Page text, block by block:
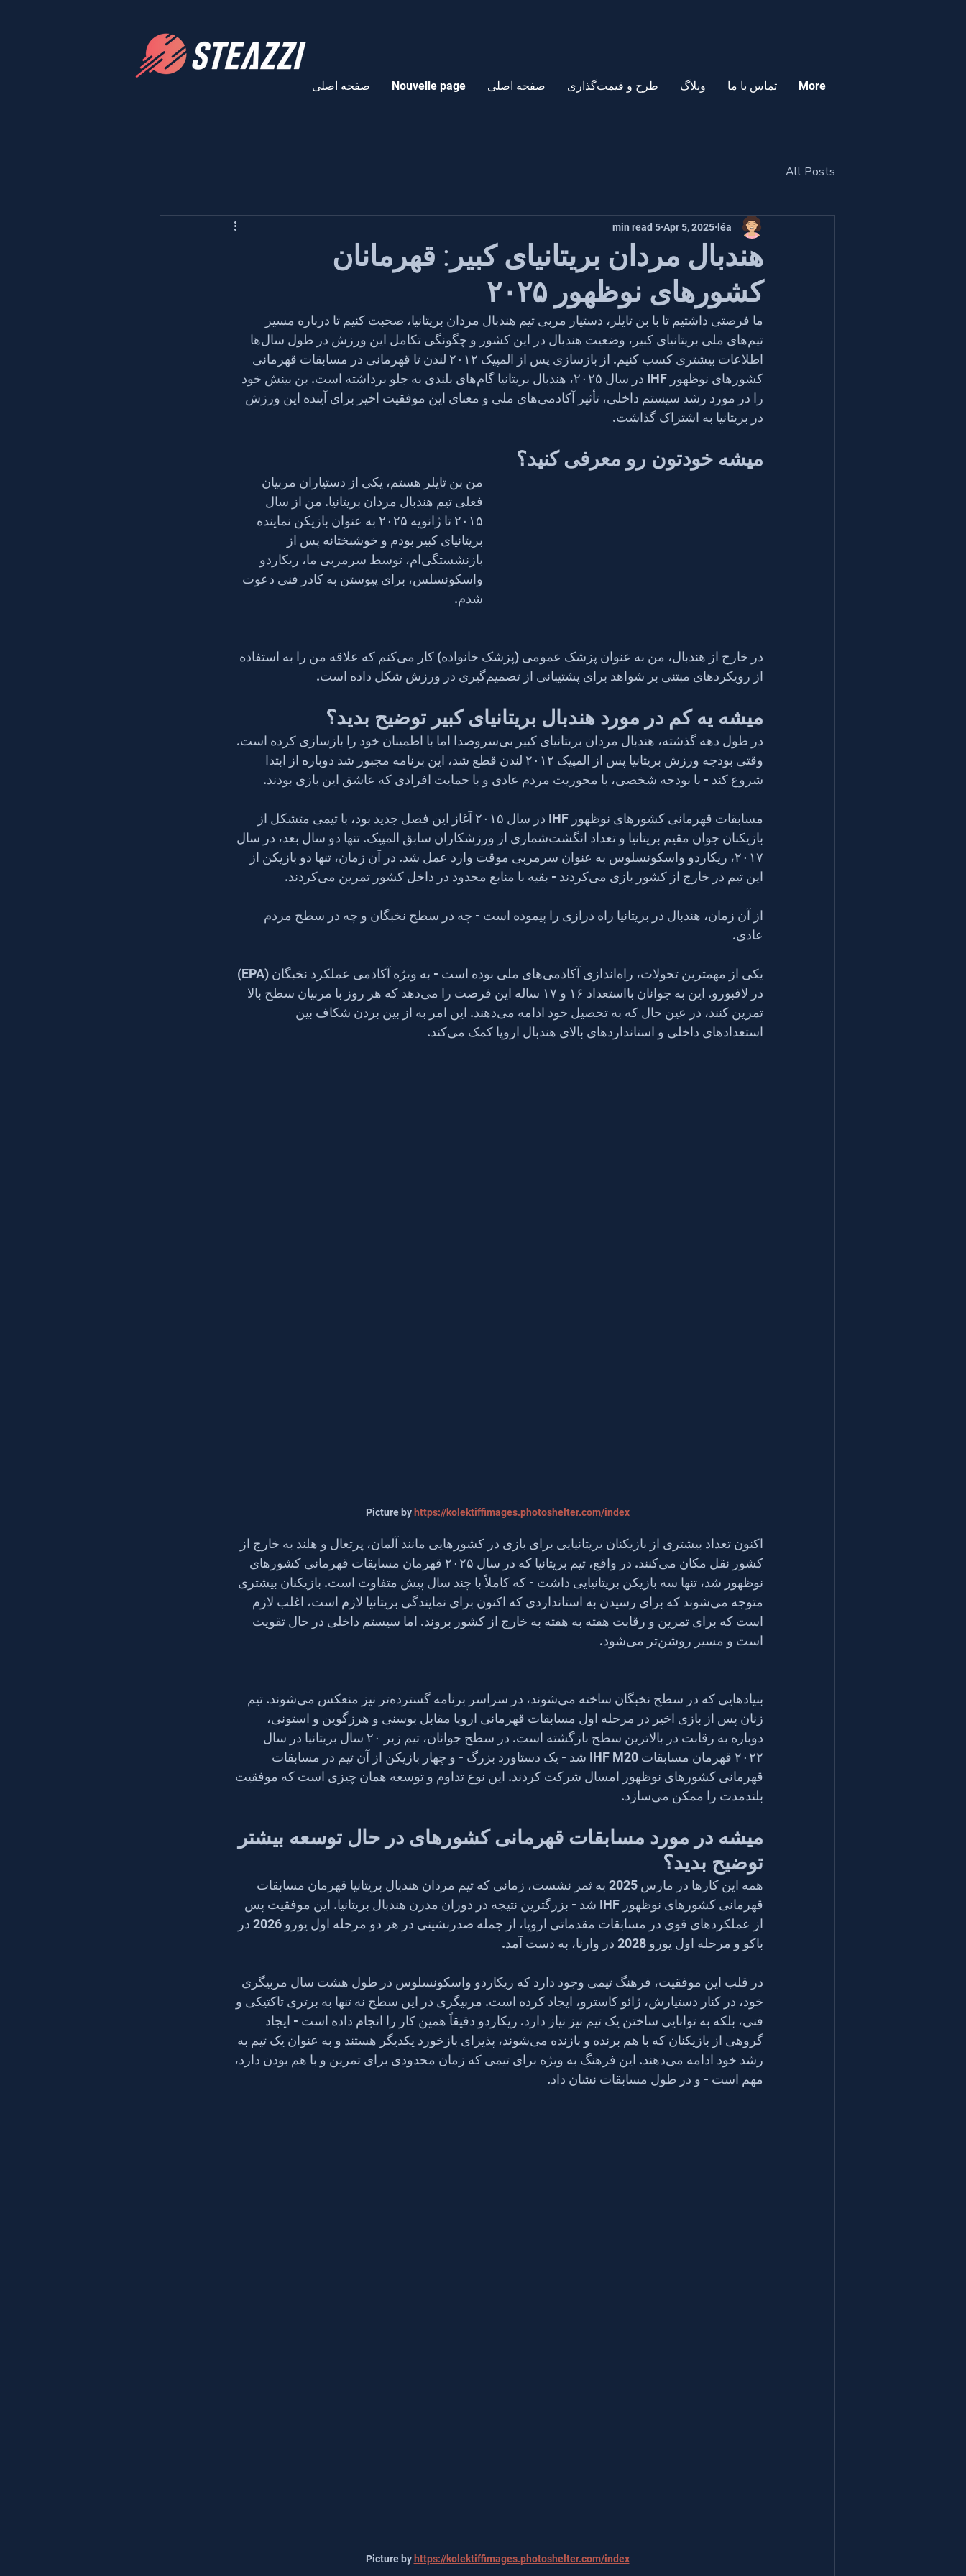
صفحه اصلی Nouvelle page صفحه اصلی طرح و قیمت‌گذاری وبلاگ تماس با ما More
All Posts
هندبال مردان بریتانیای کبیر: قهرمانان
کشورهای نوظهور ۲۰۲۵
léa
Apr 5, 2025
5 min read
ما فرصتی داشتیم تا با بن تایلر، دستیار مربی تیم هندبال مردان بریتانیا، صحبت کنیم تا درباره مسیر
تیم‌های ملی بریتانیای کبیر، وضعیت هندبال در این کشور و چگونگی تکامل این ورزش در طول سال‌ها
اطلاعات بیشتری کسب کنیم. از بازسازی پس از المپیک ۲۰۱۲ لندن تا قهرمانی در مسابقات قهرمانی
کشورهای نوظهور IHF در سال ۲۰۲۵، هندبال بریتانیا گام‌های بلندی به جلو برداشته است. بن بینش خود
را در مورد رشد سیستم داخلی، تأثیر آکادمی‌های ملی و معنای این موفقیت اخیر برای آینده این ورزش
در بریتانیا به اشتراک گذاشت.
میشه خودتون رو معرفی کنید؟
من بن تایلر هستم، یکی از دستیاران مربیان
فعلی تیم هندبال مردان بریتانیا. من از سال
۲۰۱۵ تا ژانویه ۲۰۲۵ به عنوان بازیکن نماینده
بریتانیای کبیر بودم و خوشبختانه پس از
بازنشستگی‌ام، توسط سرمربی ما، ریکاردو
واسکونسلس، برای پیوستن به کادر فنی دعوت
شدم.
در خارج از هندبال، من به عنوان پزشک عمومی (پزشک خانواده) کار می‌کنم که علاقه من را به استفاده
از رویکردهای مبتنی بر شواهد برای پشتیبانی از تصمیم‌گیری در ورزش شکل داده است.
میشه یه کم در مورد هندبال بریتانیای کبیر توضیح بدید؟
در طول دهه گذشته، هندبال مردان بریتانیای کبیر بی‌سروصدا اما با اطمینان خود را بازسازی کرده است.
وقتی بودجه ورزش بریتانیا پس از المپیک ۲۰۱۲ لندن قطع شد، این برنامه مجبور شد دوباره از ابتدا
شروع کند - با بودجه شخصی، با محوریت مردم عادی و با حمایت افرادی که عاشق این بازی بودند.
مسابقات قهرمانی کشورهای نوظهور IHF در سال ۲۰۱۵ آغاز این فصل جدید بود، با تیمی متشکل از
بازیکنان جوان مقیم بریتانیا و تعداد انگشت‌شماری از ورزشکاران سابق المپیک. تنها دو سال بعد، در سال
۲۰۱۷، ریکاردو واسکونسلوس به عنوان سرمربی موقت وارد عمل شد. در آن زمان، تنها دو بازیکن از
این تیم در خارج از کشور بازی می‌کردند - بقیه با منابع محدود در داخل کشور تمرین می‌کردند.
از آن زمان، هندبال در بریتانیا راه درازی را پیموده است - چه در سطح نخبگان و چه در سطح مردم
عادی.
یکی از مهمترین تحولات، راه‌اندازی آکادمی‌های ملی بوده است - به ویژه آکادمی عملکرد نخبگان (EPA)
در لافبورو. این به جوانان بااستعداد ۱۶ و ۱۷ ساله این فرصت را می‌دهد که هر روز با مربیان سطح بالا
تمرین کنند، در عین حال که به تحصیل خود ادامه می‌دهند. این امر به از بین بردن شکاف بین
استعدادهای داخلی و استانداردهای بالای هندبال اروپا کمک می‌کند.
Picture by https://kolektiffimages.photoshelter.com/index
اکنون تعداد بیشتری از بازیکنان بریتانیایی برای بازی در کشورهایی مانند آلمان، پرتغال و هلند به خارج از
کشور نقل مکان می‌کنند. در واقع، تیم بریتانیا که در سال ۲۰۲۵ قهرمان مسابقات قهرمانی کشورهای
نوظهور شد، تنها سه بازیکن بریتانیایی داشت - که کاملاً با چند سال پیش متفاوت است. بازیکنان بیشتری
متوجه می‌شوند که برای رسیدن به استانداردی که اکنون برای نمایندگی بریتانیا لازم است، اغلب لازم
است که برای تمرین و رقابت هفته به هفته به خارج از کشور بروند. اما سیستم داخلی در حال تقویت
است و مسیر روشن‌تر می‌شود.
بنیادهایی که در سطح نخبگان ساخته می‌شوند، در سراسر برنامه گسترده‌تر نیز منعکس می‌شوند. تیم
زنان پس از بازی اخیر در مرحله اول مسابقات قهرمانی اروپا مقابل بوسنی و هرزگوین و استونی،
دوباره به رقابت در بالاترین سطح بازگشته است. در سطح جوانان، تیم زیر ۲۰ سال بریتانیا در سال
۲۰۲۲ قهرمان مسابقات IHF M20 شد - یک دستاورد بزرگ - و چهار بازیکن از آن تیم در مسابقات
قهرمانی کشورهای نوظهور امسال شرکت کردند. این نوع تداوم و توسعه همان چیزی است که موفقیت
بلندمدت را ممکن می‌سازد.
میشه در مورد مسابقات قهرمانی کشورهای در حال توسعه بیشتر
توضیح بدید؟
همه این کارها در مارس 2025 به ثمر نشست، زمانی که تیم مردان هندبال بریتانیا قهرمان مسابقات
قهرمانی کشورهای نوظهور IHF شد - بزرگترین نتیجه در دوران مدرن هندبال بریتانیا. این موفقیت پس
از عملکردهای قوی در مسابقات مقدماتی اروپا، از جمله صدرنشینی در هر دو مرحله اول یورو 2026 در
باکو و مرحله اول یورو 2028 در وارنا، به دست آمد.
در قلب این موفقیت، فرهنگ تیمی وجود دارد که ریکاردو واسکونسلوس در طول هشت سال مربیگری
خود، در کنار دستیارش، ژائو کاسترو، ایجاد کرده است. مربیگری در این سطح نه تنها به برتری تاکتیکی و
فنی، بلکه به توانایی ساختن یک تیم نیز نیاز دارد. ریکاردو دقیقاً همین کار را انجام داده است - ایجاد
گروهی از بازیکنان که با هم برنده و بازنده می‌شوند، پذیرای بازخورد یکدیگر هستند و به عنوان یک تیم به
رشد خود ادامه می‌دهند. این فرهنگ به ویژه برای تیمی که زمان محدودی برای تمرین و با هم بودن دارد،
مهم است - و در طول مسابقات نشان داد.
Picture by https://kolektiffimages.photoshelter.com/index